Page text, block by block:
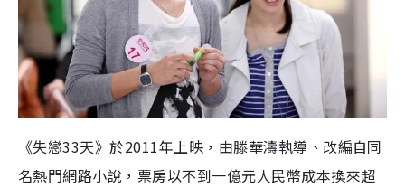
《失戀33天》於2011年上映，由滕華濤執導、改編自同
名熱門網路小說，票房以不到一億元人民幣成本換來超